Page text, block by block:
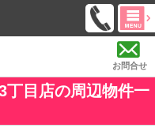
お問合せ
丁目店の周辺物件一